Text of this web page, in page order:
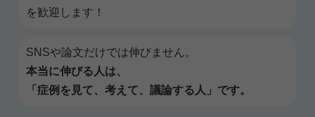
を歓迎します！
SNSや論文だけでは伸びません。
本当に伸びる人は、
「症例を見て、考えて、議論する人」です。